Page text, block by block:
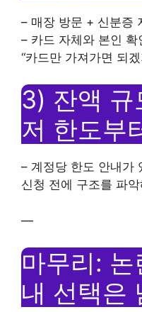
– 매장 방문 + 신분증
– 카드 자체와 본인
“카드만 가져가면 되
3) 잔액 규
저 한도부
– 계정당 한도 안내가
신청 전에 구조를 파
—
마무리: 논
내 선택은